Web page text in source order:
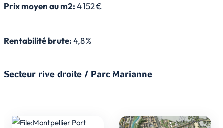
Prix moyen au m2:4 152 €
Rentabilité brute:4,8 %
Secteur rive droite / Parc Marianne